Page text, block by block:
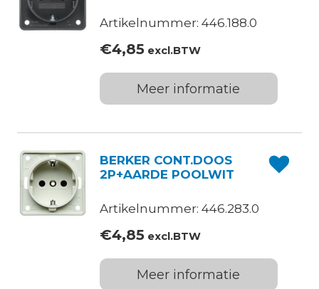
Artikelnummer: 446.188.0
€4,85excl.BTW
Meer informatie
BERKER CONT.DOOS
2P+AARDE POOLWIT
Artikelnummer: 446.283.0
€4,85excl.BTW
Meer informatie